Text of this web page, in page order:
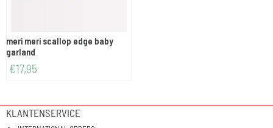
meri meri scallop edge baby
garland
€17,95
KLANTENSERVICE